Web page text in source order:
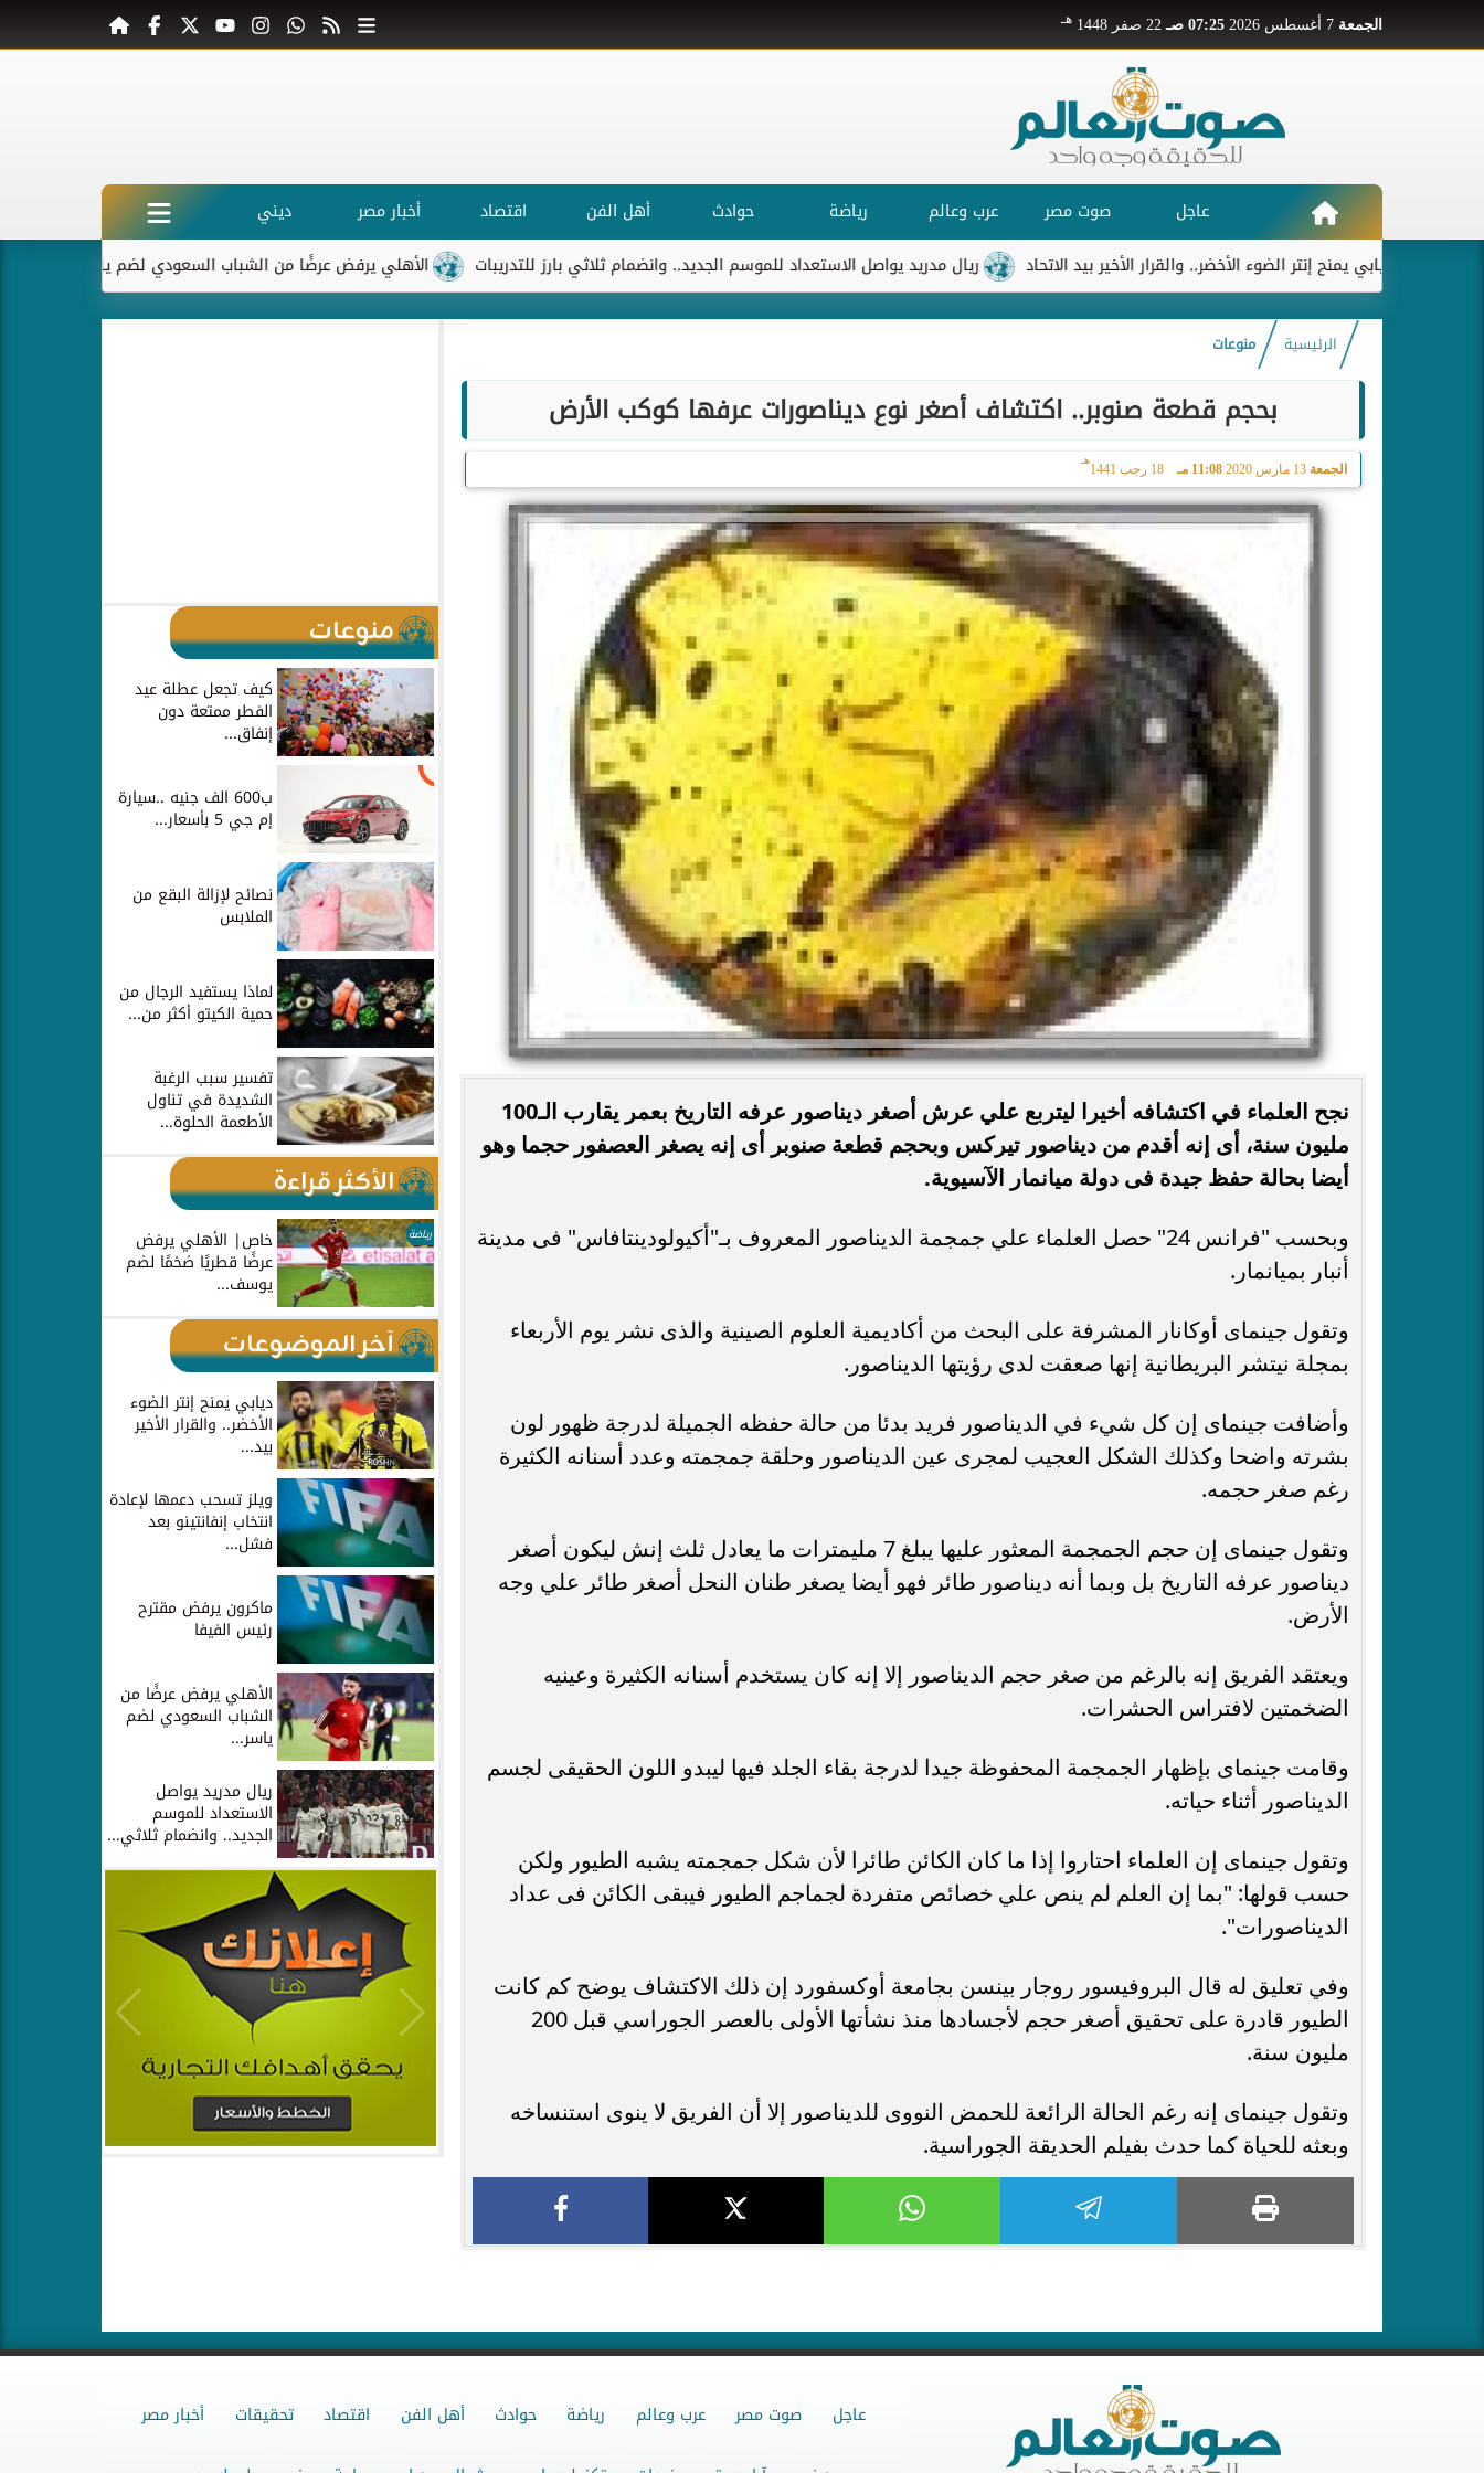
الجمعة 07:25 صـ 22 صفر 1448 هـ
عاجل صوت مصر عرب وعالم رياضة حوادث أهل الفن اقتصاد أخبار مصر
ديني
الأهلي يرفض عرضًا من الشباب السعودي لضم ياسر إبراهيم ريال مدريد يواصل الاستعداد للموسم الجديد.. وانضمام ثلاثي بارز للتدريبات ديابي يمنح إنتر الضوء الأخضر.. والقرار الأخير بيد الاتحاد
الرئيسية منوعات
بحجم قطعة صنوبر.. اكتشاف أصغر نوع ديناصورات عرفها كوكب الأرض
الجمعة 13 مارس 2020 11:08 مـ 18 رجب 1441
هـ
نجح العلماء في اكتشافه أخيرا ليتربع علي عرش أصغر ديناصور عرفه التاريخ بعمر يقارب الـ100
مليون سنة، أى إنه أقدم من ديناصور تيركس وبحجم قطعة صنوبر أى إنه يصغر العصفور حجما وهو
أيضا بحالة حفظ جيدة فى دولة ميانمار الآسيوية.
وبحسب "فرانس 24" حصل العلماء علي جمجمة الديناصور المعروف بـ"أكيولودينتافاس" فى مدينة
أنبار بميانمار.
وتقول جينماى أوكانار المشرفة على البحث من أكاديمية العلوم الصينية والذى نشر يوم الأربعاء
بمجلة نيتشر البريطانية إنها صعقت لدى رؤيتها الديناصور.
وأضافت جينماى إن كل شيء في الديناصور فريد بدئا من حالة حفظه الجميلة لدرجة ظهور لون
بشرته واضحا وكذلك الشكل العجيب لمجرى عين الديناصور وحلقة جمجمته وعدد أسنانه الكثيرة
رغم صغر حجمه.
وتقول جينماى إن حجم الجمجمة المعثور عليها يبلغ 7 مليمترات ما يعادل ثلث إنش ليكون أصغر
ديناصور عرفه التاريخ بل وبما أنه ديناصور طائر فهو أيضا يصغر طنان النحل أصغر طائر علي وجه
الأرض.
ويعتقد الفريق إنه بالرغم من صغر حجم الديناصور إلا إنه كان يستخدم أسنانه الكثيرة وعينيه
الضخمتين لافتراس الحشرات.
وقامت جينماى بإظهار الجمجمة المحفوظة جيدا لدرجة بقاء الجلد فيها ليبدو اللون الحقيقى لجسم
الديناصور أثناء حياته.
وتقول جينماى إن العلماء احتاروا إذا ما كان الكائن طائرا لأن شكل جمجمته يشبه الطيور ولكن
حسب قولها: "بما إن العلم لم ينص علي خصائص متفردة لجماجم الطيور فيبقى الكائن فى عداد
الديناصورات".
وفي تعليق له قال البروفيسور روجار بينسن بجامعة أوكسفورد إن ذلك الاكتشاف يوضح كم كانت
الطيور قادرة على تحقيق أصغر حجم لأجسادها منذ نشأتها الأولى بالعصر الجوراسي قبل 200
مليون سنة.
وتقول جينماى إنه رغم الحالة الرائعة للحمض النووى للديناصور إلا أن الفريق لا ينوى استنساخه
وبعثه للحياة كما حدث بفيلم الحديقة الجوراسية.
منوعات
كيف تجعل عطلة عيد
الفطر ممتعة دون
إنفاق...
ب600 الف جنيه ..سيارة
إم جي 5 بأسعار...
نصائح لإزالة البقع من
الملابس
لماذا يستفيد الرجال من
حمية الكيتو أكثر من...
تفسير سبب الرغبة
الشديدة في تناول
الأطعمة الحلوة...
الأكثر قراءة
رياضة خاص| الأهلي يرفض
عرضًا قطريًا ضخمًا لضم
يوسف...
آخر الموضوعات
ديابي يمنح إنتر الضوء
الأخضر.. والقرار الأخير
بيد...
ويلز تسحب دعمها لإعادة
انتخاب إنفانتينو بعد
فشل...
ماكرون يرفض مقترح
رئيس الفيفا
الأهلي يرفض عرضًا من
الشباب السعودي لضم
ياسر...
ريال مدريد يواصل
الاستعداد للموسم
الجديد.. وانضمام ثلاثي...
عاجل صوت مصر عرب وعالم رياضة حوادث أهل الفن اقتصاد تحقيقات أخبار مصر